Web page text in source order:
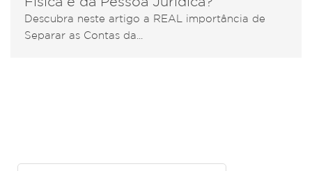
Descubra neste artigo a REAL importância de
Separar as Contas da...